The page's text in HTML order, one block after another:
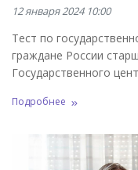
12 января 2024 10:00
Тест по
граждане России
Государственного
Подробнее